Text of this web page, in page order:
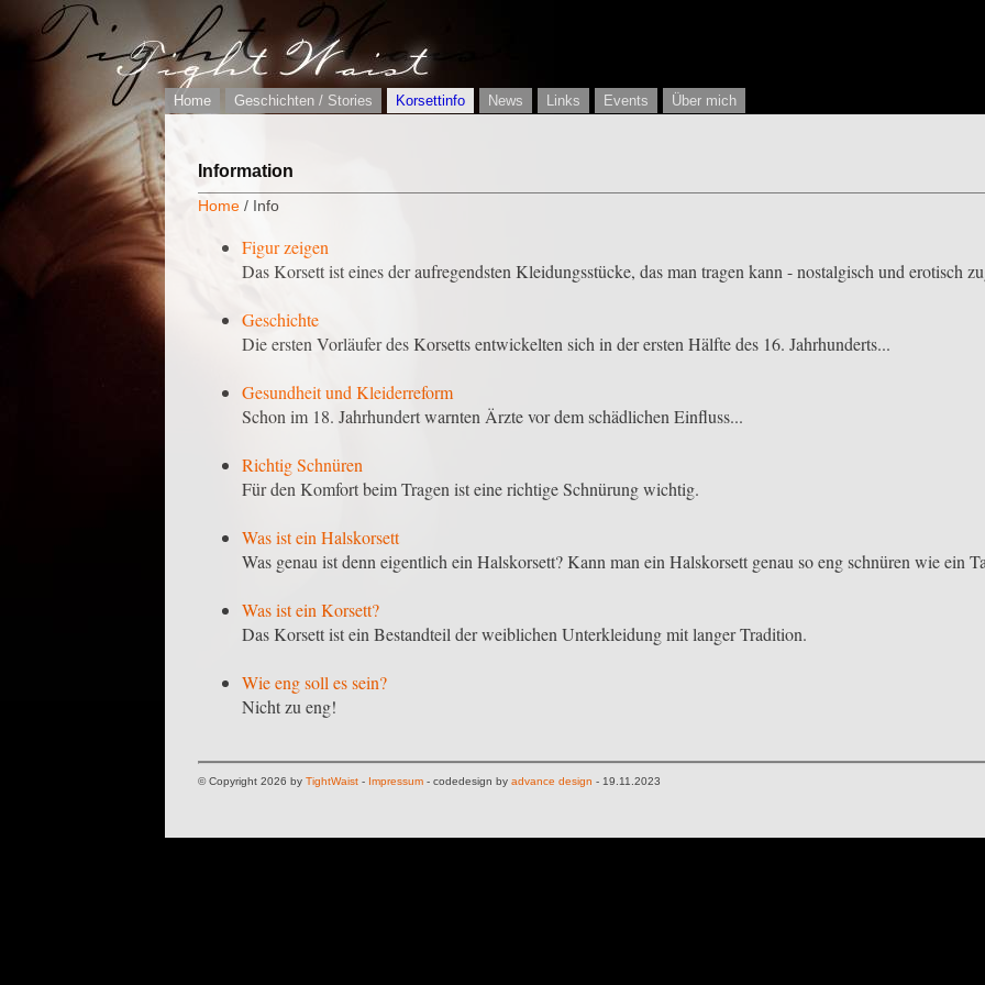
Home Geschichten / Stories Korsettinfo News Links Events Über mich
Information
Home / Info
Figur zeigen
Das Korsett ist eines der aufregendsten Kleidungsstücke, das man tragen kann - nostalgisch und erotisch
Geschichte
Die ersten Vorläufer des Korsetts entwickelten sich in der ersten Hälfte des 16. Jahrhunderts...
Gesundheit und Kleiderreform
Schon im 18. Jahrhundert warnten Ärzte vor dem schädlichen Einfluss...
Richtig Schnüren
Für den Komfort beim Tragen ist eine richtige Schnürung wichtig.
Was ist ein Halskorsett
Was genau ist denn eigentlich ein Halskorsett? Kann man ein Halskorsett genau so eng schnüren wie ein
Was ist ein Korsett?
Das Korsett ist ein Bestandteil der weiblichen Unterkleidung mit langer Tradition.
Wie eng soll es sein?
Nicht zu eng!
© Copyright 2026 by TightWaist - Impressum - codedesign by advance design - 19.11.2023